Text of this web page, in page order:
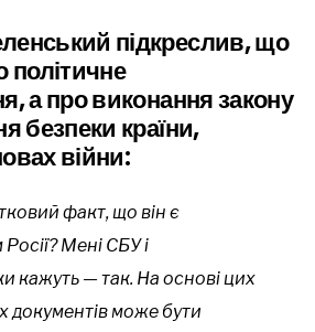
підкреслив, що
політичне
а про виконання закону
безпеки країни,
війни:
факт, що він є
Мені СБУ і
кажуть — так. На основі цих
документів може бути